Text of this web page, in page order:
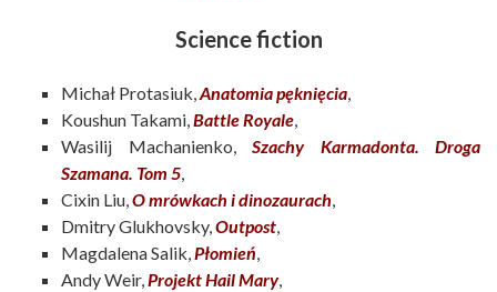
Science fiction
Michał Protasiuk,Anatomia pęknięcia,
Koushun Takami,Battle Royale,
Wasilij Machanienko, Szachy Karmadonta. Droga
Szamana. Tom 5,
Cixin Liu,O mrówkach i dinozaurach,
Dmitry Glukhovsky,Outpost,
Magdalena Salik,Płomień,
Andy Weir,Projekt Hail Mary,